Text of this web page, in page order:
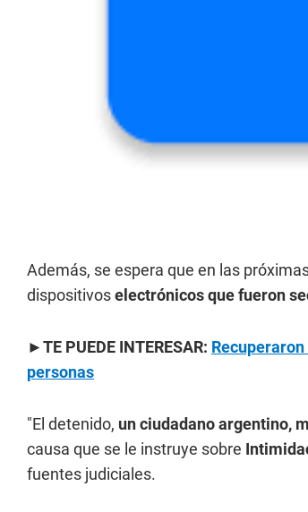
Además, se espera que en las
dispositivoselectrónicos que fueron
►TE PUEDE INTERESAR:
personas
"El detenido, un ciudadano argentino,
causa que se le instruye sobre
fuentes judiciales.